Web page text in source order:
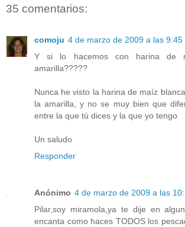
35 comentarios:
comoju 4 de marzo de 2009 a las 9:45
Y si lo hacemos con harina de
amarilla?????
Nunca he visto la harina de maíz
la amarilla, y no se muy bien que
entre la que tú dices y la que yo tengo
Un saludo
Responder
Anónimo 4 de marzo de 2009 a las
Pilar,soy miramola,ya te dije en
encanta como haces TODOS los